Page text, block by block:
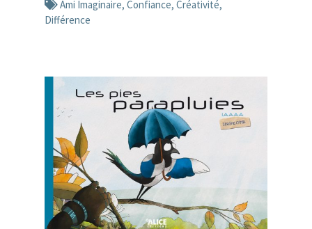
Ami Imaginaire, Confiance, Créativité,
Différence